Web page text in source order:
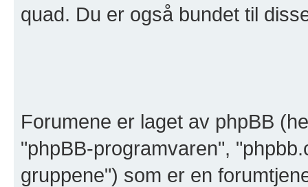
quad. Du er også bundet til
Forumene er laget av phpBB
"phpBB-programvaren",
gruppene") som er en